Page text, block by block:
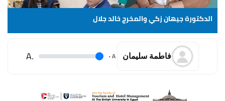
الدكتورة جيهان زكي والمخرج خالد جلال
فاطمة سليمان A
.
.A